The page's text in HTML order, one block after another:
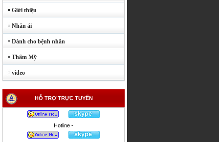
Giới thiệu
Nhân ái
Dành cho bệnh nhân
Thẩm Mỹ
video
HỖ TRỢ TRỰC TUYẾN
Hotline -